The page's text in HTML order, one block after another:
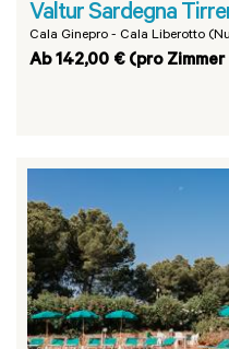
Valtur Sardegna
Cala Ginepro - Cala Liberotto
Ab 142,00 € (pro